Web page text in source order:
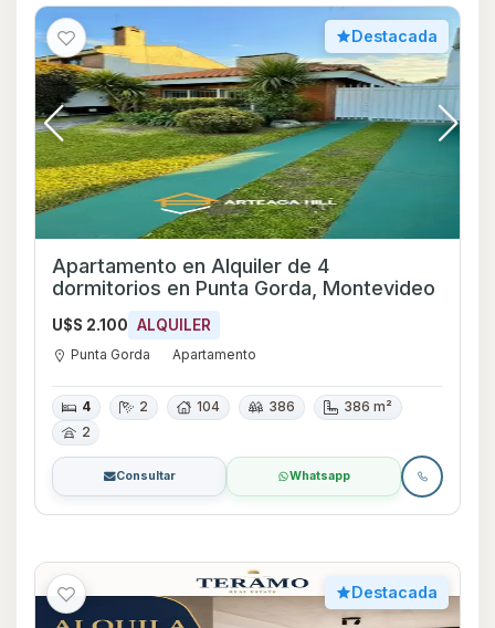
Destacada
Apartamento en Alquiler de 4
dormitorios en Punta Gorda, Montevideo
U$S 2.100 ALQUILER
Punta Gorda Apartamento
4 2 104 386
386 m²
2
Consultar Whatsapp
Destacada